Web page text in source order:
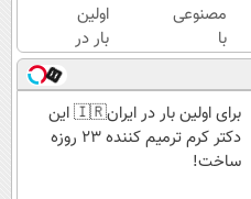
وقتی
راه
درمان
جلو
پاته!
مصنوعی
با
تکنولوژی
دیجیتال
سوئیسی
🇨🇭
اولین
بار در
ایران
🇮🇷
این
دکتر
برای اولین بار در ایران🇮🇷 این
دکتر کرم ترمیم کننده 23 روزه
ساخت!